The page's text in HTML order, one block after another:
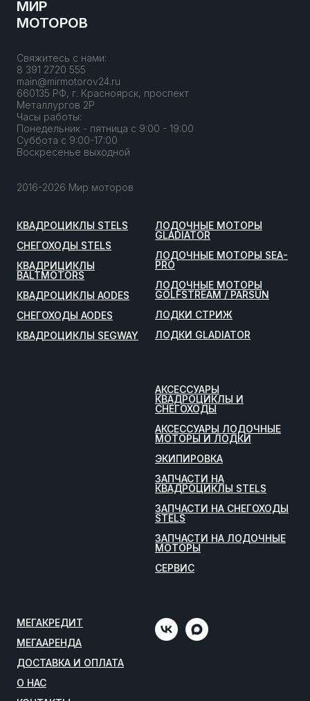
МИР
МОТОРОВ
Свяжитесь с нами:
8 391 2720 555
main@mirmotorov24.ru
660135 РФ, г. Красноярск, проспект
Металлургов 2Р
Часы работы:
Понедельник - пятница с 9:00 - 19:00
Суббота с 9:00-17:00
Воскресенье выходной
2016-2026 Мир моторов
КВАДРОЦИКЛЫ STELS
СНЕГОХОДЫ STELS
КВАДРИЦИКЛЫ
BALTMOTORS
КВАДРОЦИКЛЫ AODES
СНЕГОХОДЫ AODES
КВАДРОЦИКЛЫ SEGWAY
ЛОДОЧНЫЕ МОТОРЫ
GLADIATOR
ЛОДОЧНЫЕ МОТОРЫ SEA-
PRO
ЛОДОЧНЫЕ МОТОРЫ
GOLFSTREAM / PARSUN
ЛОДКИ СТРИЖ
ЛОДКИ GLADIATOR
АКСЕССУАРЫ
КВАДРОЦИКЛЫ И
СНЕГОХОДЫ
АКСЕССУАРЫ ЛОДОЧНЫЕ
МОТОРЫ И ЛОДКИ
ЭКИПИРОВКА
ЗАПЧАСТИ НА
КВАДРОЦИКЛЫ STELS
ЗАПЧАСТИ НА СНЕГОХОДЫ
STELS
ЗАПЧАСТИ НА ЛОДОЧНЫЕ
МОТОРЫ
СЕРВИС
МЕГАКРЕДИТ
МЕГААРЕНДА
ДОСТАВКА И ОПЛАТА
О НАС